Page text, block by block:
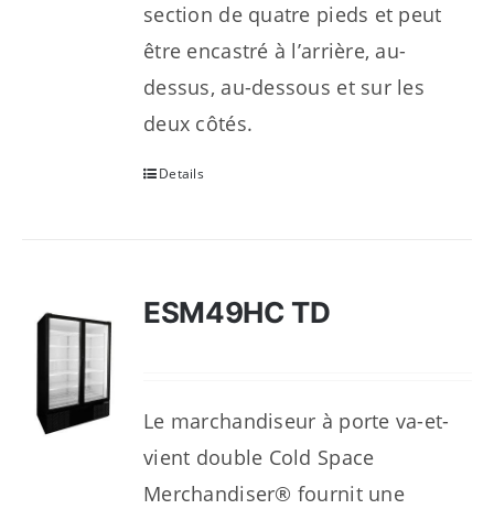
section de quatre pieds et peut
être encastré à l’arrière, au-
dessus, au-dessous et sur les
deux côtés.
Details
ESM49HC TD
Le marchandiseur à porte va-et-
vient double Cold Space
Merchandiser® fournit une